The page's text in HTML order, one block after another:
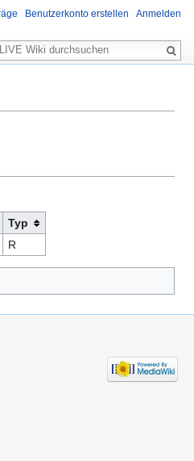
Typ
R
Benutzerkonto erstellen Anmelden